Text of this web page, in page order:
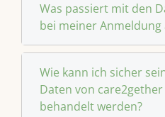
Was passiert mit den
bei meiner Anmeldung
Wie kann ich sicher
Daten von
behandelt werden?